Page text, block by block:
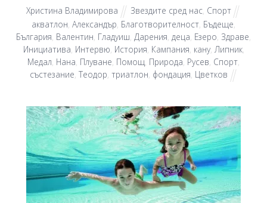
Христина Владимирова Звездите сред нас, Спорт
акватлон Александър Благотворителност Бъдеще
България Валентин Гладуиш Дарения деца Езеро Здраве
Инициатива Интервю История Кампания кану, Липник,
Медал Нана Плуване Помощ Природа Русев Спорт
състезание Теодор триатлон фондация Цветков